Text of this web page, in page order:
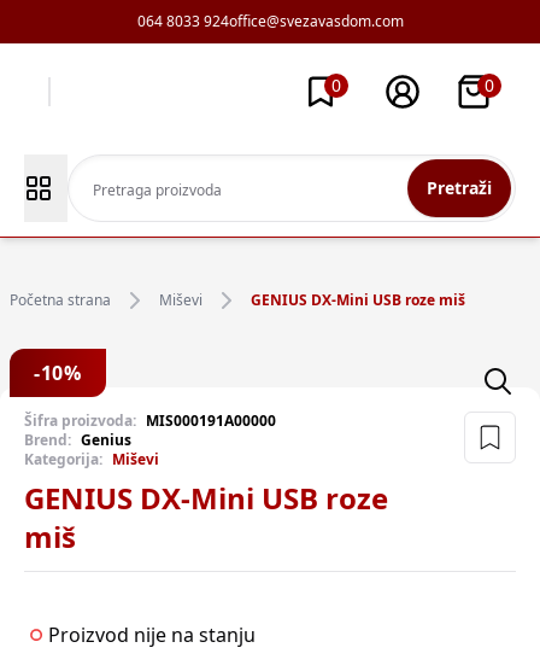
064 8033 924office@svezavasdom.com
0 0
Pretraži
Početna strana Miševi GENIUS DX-Mini USB roze miš
-10%
Šifra proizvoda: MIS000191A00000
Brend: Genius
Kategorija: Miševi
GENIUS DX-Mini USB roze
miš
Proizvod nije na stanju